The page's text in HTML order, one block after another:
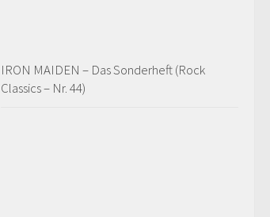
IRON MAIDEN – Das Sonderheft (Rock
Classics – Nr. 44)